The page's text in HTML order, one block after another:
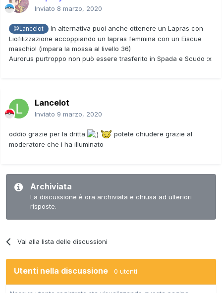
Inviato 8 marzo, 2020
@Lancelot
In alternativa puoi anche ottenere un Lapras con
Liofilizzazione accoppiando un lapras femmina con un Eiscue
maschio! (impara la mossa al livello 36)
Aurorus purtroppo non può essere trasferito in Spada e Scudo :x
Lancelot
Inviato 9 marzo, 2020
oddio grazie per la dritta
potete chiudere grazie al
moderatore che i ha illuminato
Archiviata
La discussione è ora archiviata e chiusa ad ulteriori
risposte.
Vai alla lista delle discussioni
Utenti nella discussione 0 utenti